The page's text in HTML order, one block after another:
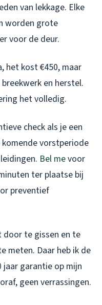
van lekkage. Elke
worden grote
voor de deur.
het kost €450, maar
en herstel.
het volledig.
check als je een
vorstperiode
Bel mevoor
ter plaatse bij
preventief
door te gissen en te
meten. Daar heb ik de
jaar garantie op mijn
geen verrassingen.